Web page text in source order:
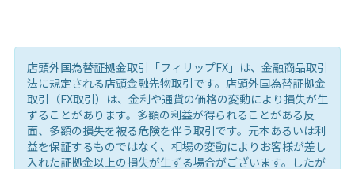
店頭外国為替証拠金取引「フィリップFX」は、金融商品取引
法に規定される店頭金融先物取引です。店頭外国為替証拠金
取引（FX取引）は、金利や通貨の価格の変動により損失が生
ずることがあります。多額の利益が得られることがある反
面、多額の損失を被る危険を伴う取引です。元本あるいは利
益を保証するものではなく、相場の変動によりお客様が差し
入れた証拠金以上の損失が生ずる場合がございます。したが